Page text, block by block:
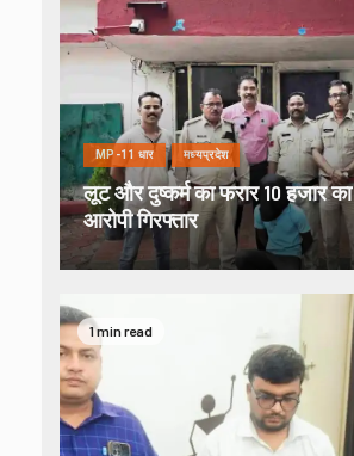
MP-11 धार मध्यप्रदेश
लूट और दुष्कर्म का फरार 10 हजार का
आरोपी गिरफ्तार
1 min read